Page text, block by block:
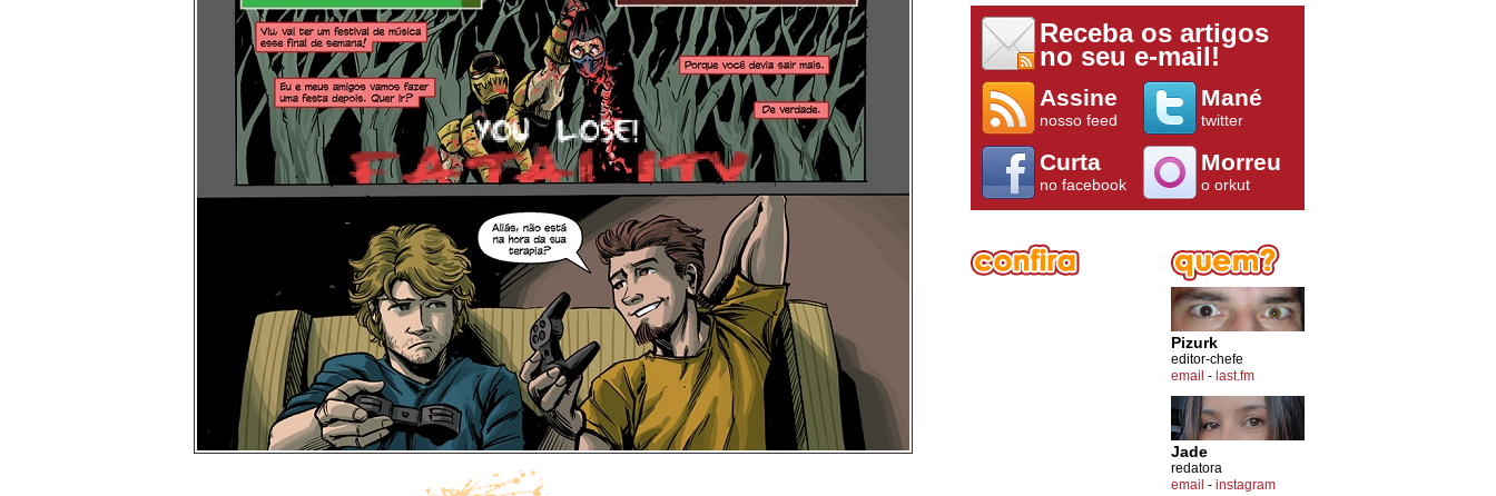
Receba os artigos
no seu e-mail!
Assine
nosso feed
Mané
twitter
Curta
no facebook
Morreu
o orkut
Pizurk
editor-chefe
email - last.fm
Jade
redatora
email - instagram